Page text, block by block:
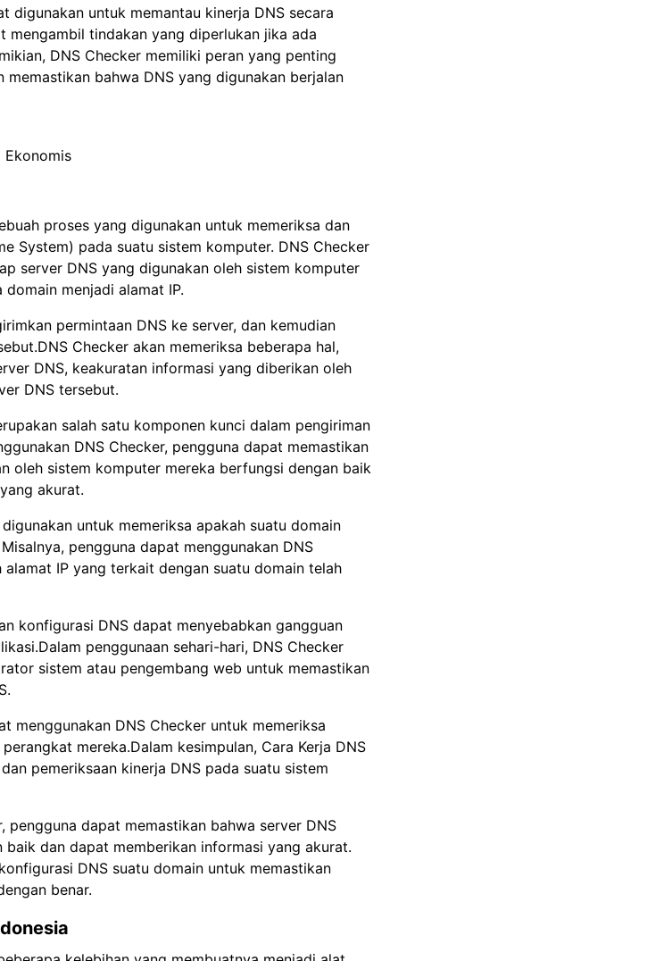
digunakan untuk memantau kinerja DNS secara
mengambil tindakan yang diperlukan jika ada
DNS Checker memiliki peran yang penting
memastikan bahwa DNS yang digunakan berjalan
Ekonomis
proses yang digunakan untuk memeriksa dan
System) pada suatu sistem komputer. DNS Checker
server DNS yang digunakan oleh sistem komputer
menjadi alamat IP.
permintaan DNS ke server, dan kemudian
Checker akan memeriksa beberapa hal,
DNS, keakuratan informasi yang diberikan oleh
DNS tersebut.
salah satu komponen kunci dalam pengiriman
DNS Checker, pengguna dapat memastikan
oleh sistem komputer mereka berfungsi dengan baik
akurat.
untuk memeriksa apakah suatu domain
pengguna dapat menggunakan DNS
IP yang terkait dengan suatu domain telah
konfigurasi DNS dapat menyebabkan gangguan
penggunaan sehari-hari, DNS Checker
sistem atau pengembang web untuk memastikan
menggunakan DNS Checker untuk memeriksa
mereka.Dalam kesimpulan, Cara Kerja DNS
pemeriksaan kinerja DNS pada suatu sistem
pengguna dapat memastikan bahwa server DNS
dan dapat memberikan informasi yang akurat.
DNS suatu domain untuk memastikan
benar.